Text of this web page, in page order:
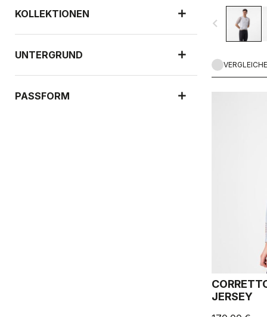
KOLLEKTIONEN
UNTERGRUND
PASSFORM
navigate_before
JERSEY